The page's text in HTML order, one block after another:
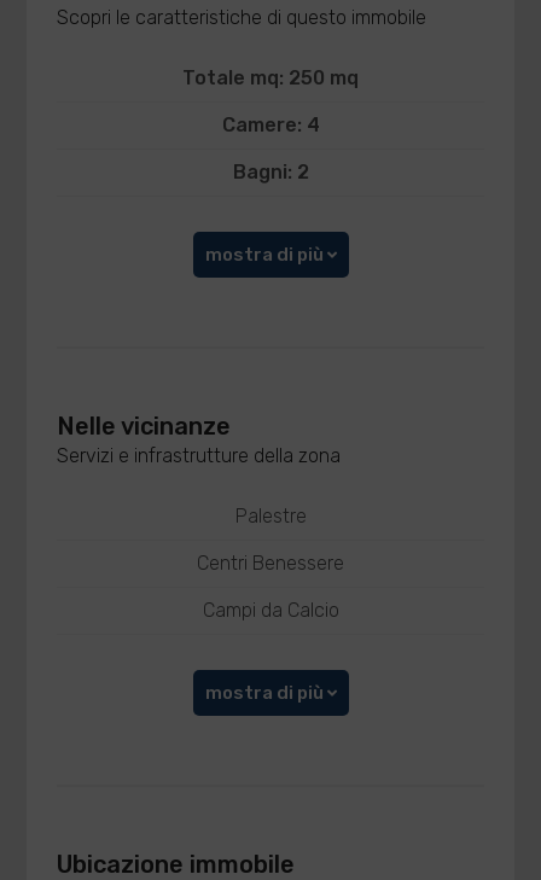
Scopri le caratteristiche di questo immobile
Totale mq: 250 mq
Camere: 4
Bagni: 2
mostra di più
Nelle vicinanze
Servizi e infrastrutture della zona
Palestre
Centri Benessere
Campi da Calcio
mostra di più
Ubicazione immobile